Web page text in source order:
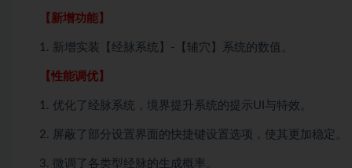
【新增功能】
1. 新增实装【经脉系统】-【辅穴】系统的数值。
【性能调优】
1. 优化了经脉系统，境界提升系统的提示UI与特效。
2. 屏蔽了部分设置界面的快捷键设置选项，使其更加稳定。
3. 微调了各类型经脉的生成概率。